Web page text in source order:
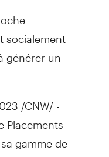
socialement
générer un
/CNW/ -
Placements
gamme de